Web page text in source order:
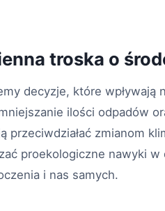
troska o
decyzje, które wpływają
ilości odpadów
przeciwdziałać zmianom
proekologiczne nawyki
i nas samych.